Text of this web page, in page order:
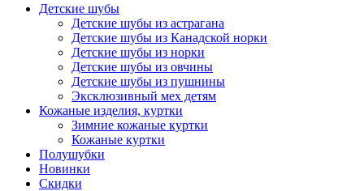
Детские шубы
Детские шубы из астрагана
Детские шубы из Канадской норки
Детские шубы из норки
Детские шубы из овчины
Детские шубы из пушнины
Эксклюзивный мех детям
Кожаные изделия, куртки
Зимние кожаные куртки
Кожаные куртки
Полушубки
Новинки
Скидки